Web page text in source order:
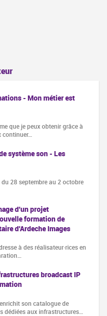
- Mon métier est
que je peux obtenir grâce à
système son - Les
28 septembre au 2 octobre
d'un projet
formation de
d'Ardeche Images
à des réalisateur·rices en
broadcast IP
son catalogue de
dédiées aux infrastructures…